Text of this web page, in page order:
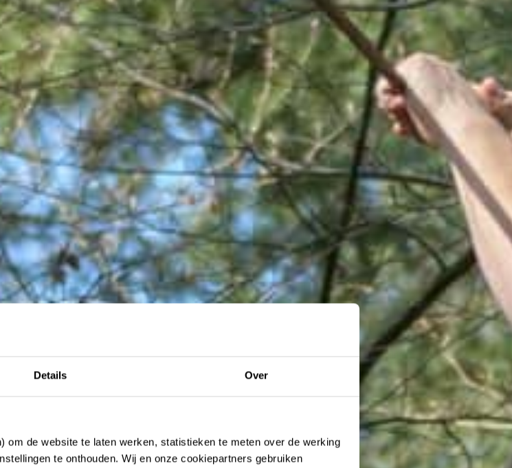
Details Over
om de website te laten werken, statistieken te meten over de werking
te onthouden. Wij en onze cookiepartners gebruiken